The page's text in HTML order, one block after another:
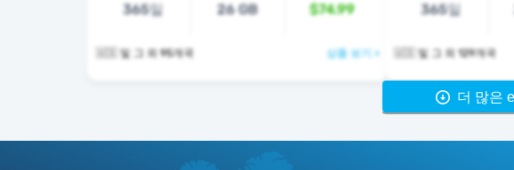
365일 26 GB $74.99
🇺🇸 및 그 외 95개국 상품 보기 >
365일
🇺🇸 및 그 외 129개국
더 많은